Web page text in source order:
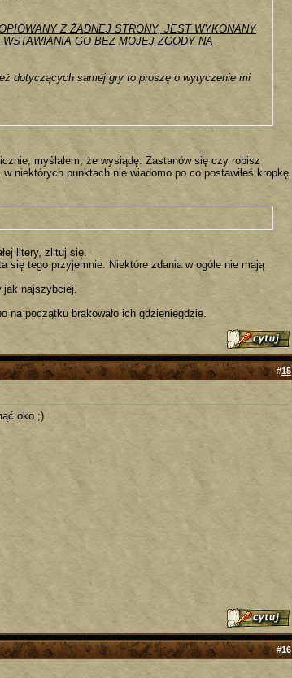
Z ŻADNEJ STRONY, JEST WYKONANY
GO BEZ MOJEJ ZGODY NA
dotyczących samej gry to proszę o wytyczenie mi
myślałem, że wysiądę. Zastanów się czy robisz
niektórych punktach nie wiadomo po co postawiłeś kropkę
litery, zlituj się.
się tego przyjemnie. Niektóre zdania w ogóle nie mają
jak najszybciej.
początku brakowało ich gdzieniegdzie.
#15
oko ;)
#16